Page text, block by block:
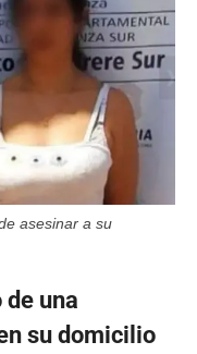
asesinar a su
una
su domicilio